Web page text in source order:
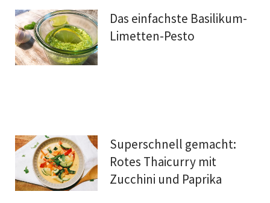
Das einfachste Basilikum-
Limetten-Pesto
Superschnell gemacht:
Rotes Thaicurry mit
Zucchini und Paprika